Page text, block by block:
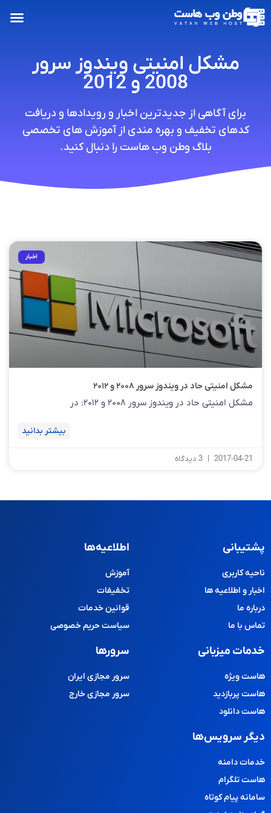
مشکل امنیتی ویندوز سرور
2008 و 2012
برای آگاهی از جدیدترین اخبار و رویدادها و دریافت
کدهای تخفیف و بهره مندی از آموزش های تخصصی
بلاگ وطن وب هاست را دنبال کنید.
اخبار
مشکل امنیتی حاد در ویندوز سرور ۲۰۰۸ و ۲۰۱۲
مشکل امنیتی حاد در ویندوز سرور ۲۰۰۸ و ۲۰۱۲: در
بیشتر بدانید
2017-04-21
پشتیبانی
ناحیه کاربری
اخبار و اطلاعیه ها
درباره ما
تماس با ما
اطلاعیه‌ها
آموزش
تخفیفات
قوانین خدمات
سیاست حریم خصوصی
خدمات میزبانی
هاست ویژه
هاست پربازدید
هاست دانلود
سرورها
سرور مجازی ایران
سرور مجازی خارج
دیگر سرویس‌ها
خدمات دامنه
هاست تلگرام
سامانه پیام کوتاه